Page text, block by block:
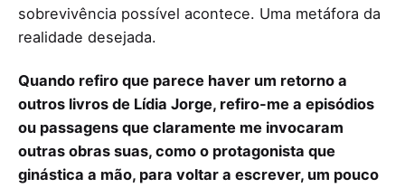
sobrevivência possível acontece. Uma metáfora da
realidade desejada.
Quando refiro que parece haver um retorno a
outros livros de Lídia Jorge, refiro-me a episódios
ou passagens que claramente me invocaram
outras obras suas, como o protagonista que
ginástica a mão, para voltar a escrever, um pouco